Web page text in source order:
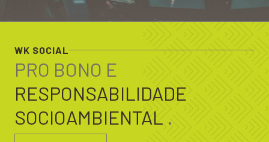
WK SOCIAL
PRO BONO E
RESPONSABILIDADE
SOCIOAMBIENTAL .